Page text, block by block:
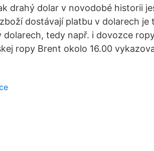
drahý dolar v novodobé historii
dostávají platbu v dolarech je
tedy např. i dovozce
ropy Brent okolo 16.00